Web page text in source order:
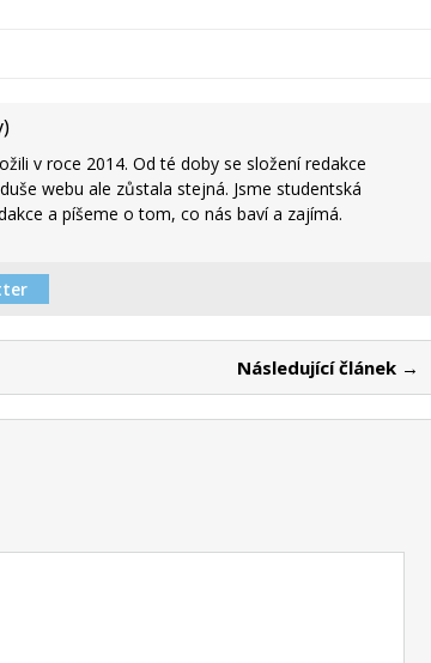
)
v roce 2014. Od té doby se složení redakce
webu ale zůstala stejná. Jsme studentská
a píšeme o tom, co nás baví a zajímá.
Následující článek →